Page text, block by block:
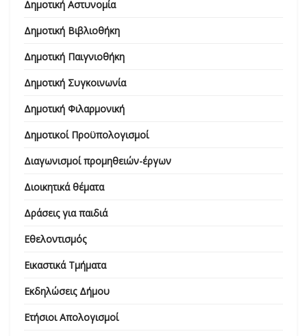
Δημοτική Αστυνομία
Δημοτική Βιβλιοθήκη
Δημοτική Παιγνιοθήκη
Δημοτική Συγκοινωνία
Δημοτική Φιλαρμονική
Δημοτικοί Προϋπολογισμοί
Διαγωνισμοί προμηθειών-έργων
Διοικητικά θέματα
Δράσεις για παιδιά
Εθελοντισμός
Εικαστικά Τμήματα
Εκδηλώσεις Δήμου
Ετήσιοι Απολογισμοί